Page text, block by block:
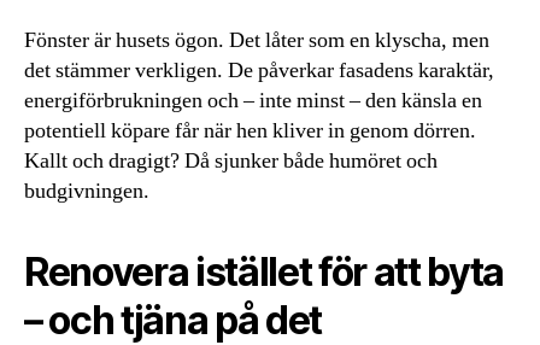
Fönster är husets ögon. Det låter som en klyscha, men
det stämmer verkligen. De påverkar fasadens karaktär,
energiförbrukningen och – inte minst – den känsla en
potentiell köpare får när hen kliver in genom dörren.
Kallt och dragigt? Då sjunker både humöret och
budgivningen.
Renovera istället för att byta
– och tjäna på det